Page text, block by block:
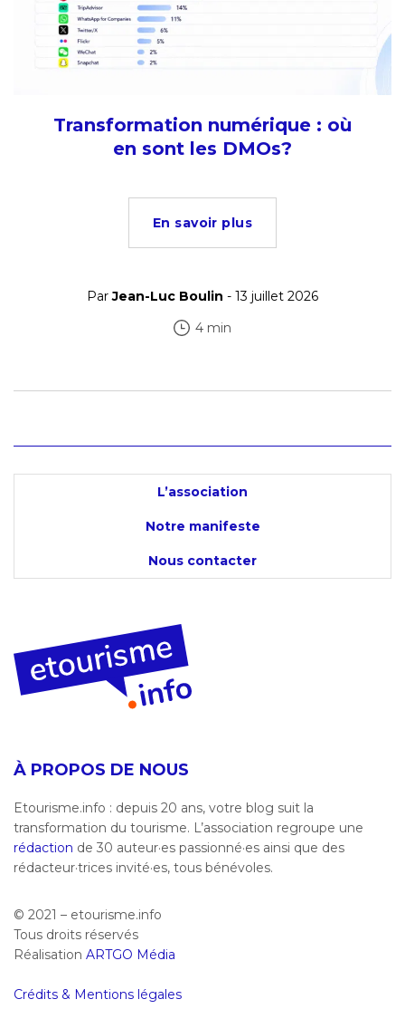
Transformation numérique : où
en sont les DMOs?
En savoir plus
ParJean-Luc Boulin - 13 juillet 2026
4 min
L’association
Notre manifeste
Nous contacter
À PROPOS DE NOUS
Etourisme.info : depuis 20 ans, votre blog suit la
transformation du tourisme. L’association regroupe une
rédaction de 30 auteur·es passionné·es ainsi que des
rédacteur·trices invité·es, tous bénévoles.
© 2021 – etourisme.info
Tous droits réservés
Réalisation ARTGO Média
Crédits & Mentions légales